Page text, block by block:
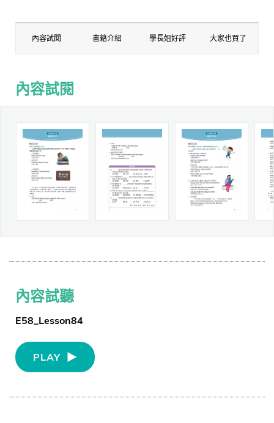
內容試閱 書籍介紹 學長姐好評 大家也買了
內容試閱
內容試聽
E58_Lesson84
PLAY